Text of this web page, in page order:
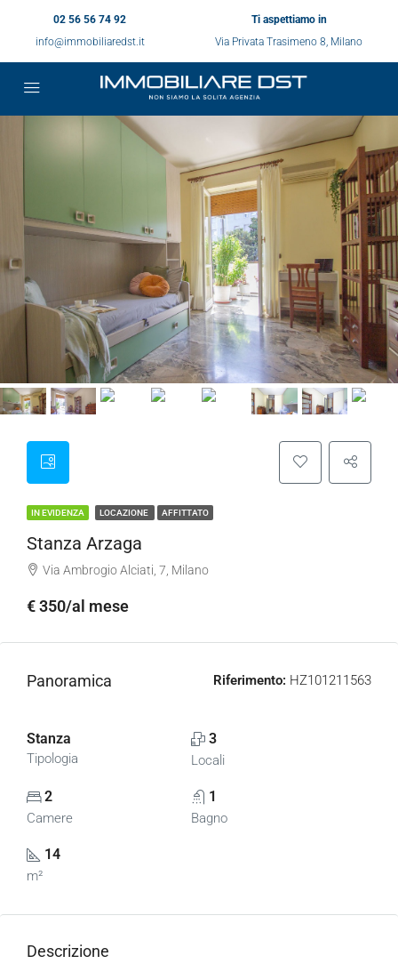
02 56 56 74 92
info@immobiliaredst.it
Ti aspettiamo in
Via Privata Trasimeno 8, Milano
IN EVIDENZA LOCAZIONE AFFITTATO
Stanza Arzaga
Via Ambrogio Alciati, 7, Milano
€ 350/al mese
Panoramica Riferimento: HZ101211563
Stanza
Tipologia
3
Locali
2
Camere
1
Bagno
14
m²
Descrizione